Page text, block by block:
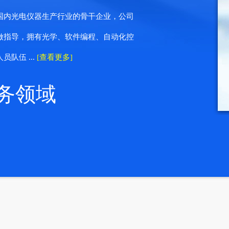
光电仪器生产行业的骨干企业，公司
导，拥有光学、软件编程、自动化控
员队伍 ... [查看更多]
领域